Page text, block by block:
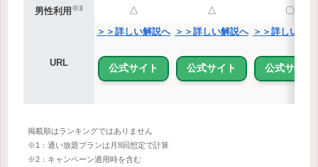
男性利用※3 △ △ 〇
URL
＞＞詳しい解説へ
公式サイト
＞＞詳しい解説へ
公式サイト
＞＞詳しい解
公式サイト
掲載順はランキングではありません
※1：通い放題プランは月8回想定で計算
※2：キャンペーン適用時を含む